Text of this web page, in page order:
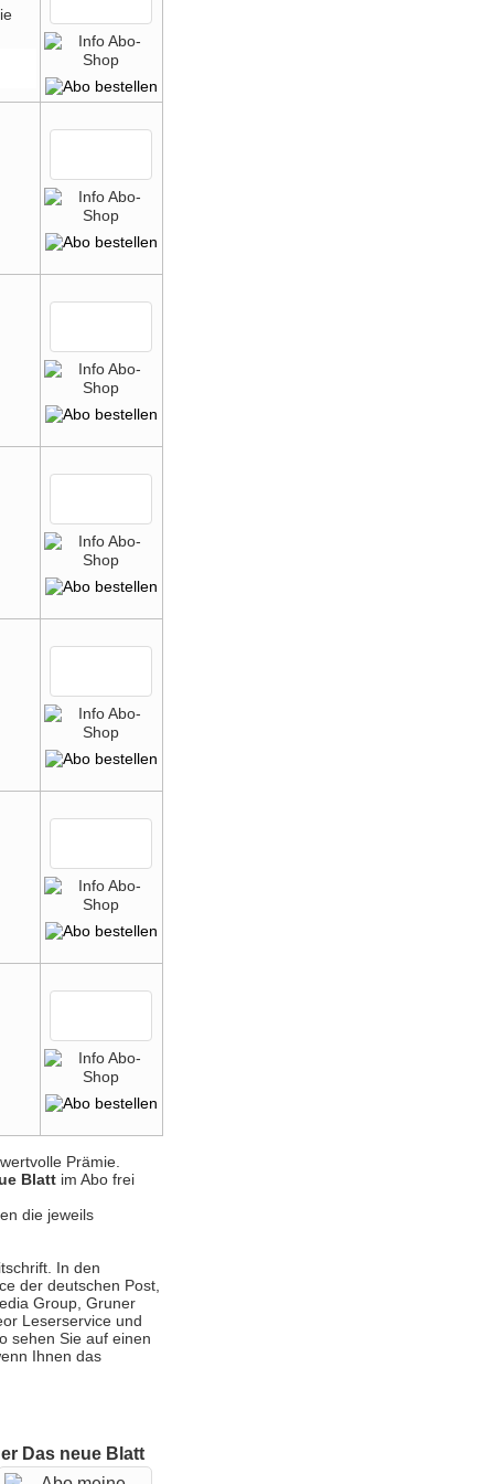
Prämie.
Blatt im Abo frei
die jeweils
In den
der deutschen Post,
Group, Gruner
Leserservice und
sehen Sie auf einen
Ihnen das
Das neue Blatt